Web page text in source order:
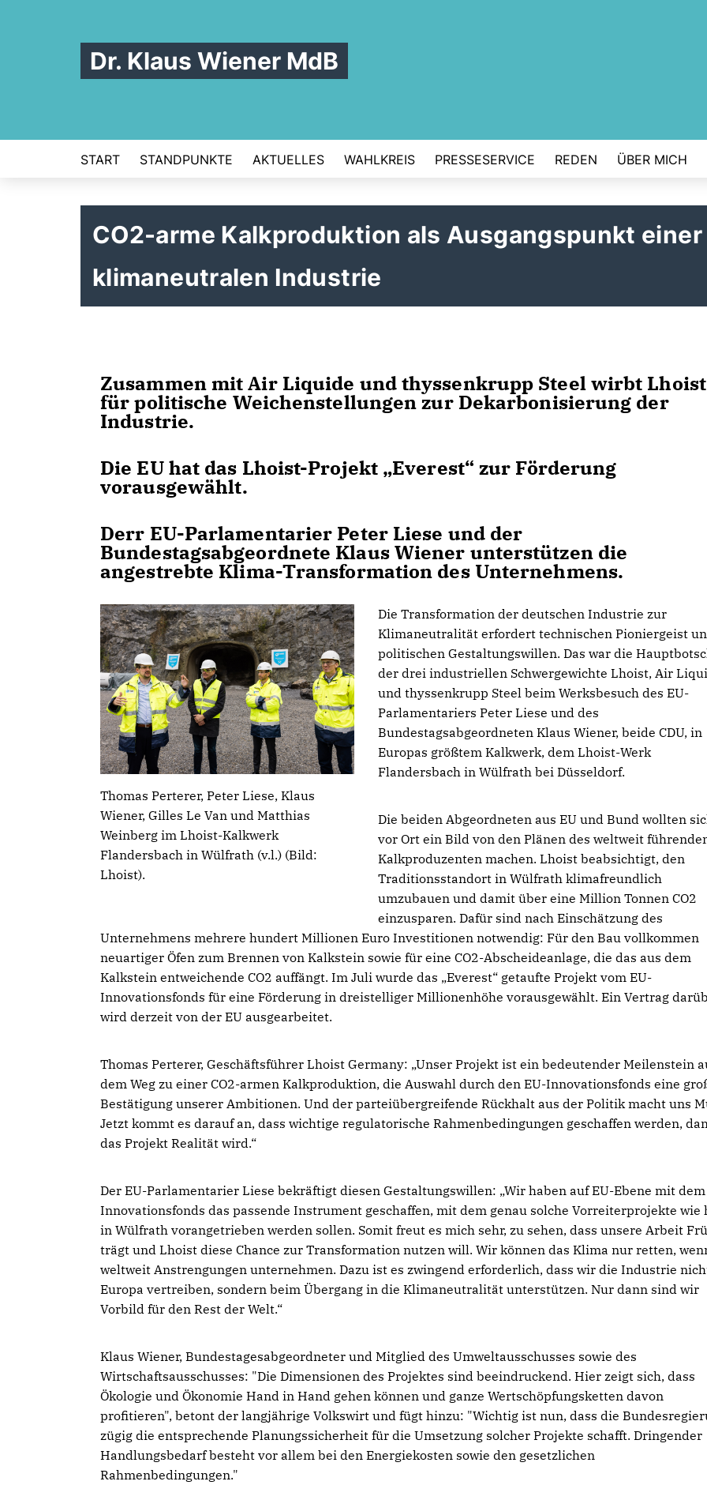
Dr. Klaus Wiener MdB
START STANDPUNKTE AKTUELLES WAHLKREIS PRESSESERVICE REDEN ÜBER MICH
CO2-arme Kalkproduktion als Ausgangspunkt einer
klimaneutralen Industrie
Zusammen mit Air Liquide und thyssenkrupp Steel wirbt Lhoist
für politische Weichenstellungen zur Dekarbonisierung der
Industrie.
Die EU hat das Lhoist-Projekt „Everest“ zur Förderung
vorausgewählt.
Derr EU-Parlamentarier Peter Liese und der
Bundestagsabgeordnete Klaus Wiener unterstützen die
angestrebte Klima-Transformation des Unternehmens.
Thomas Perterer, Peter Liese, Klaus
Wiener, Gilles Le Van und Matthias
Weinberg im Lhoist-Kalkwerk
Flandersbach in Wülfrath (v.l.) (Bild:
Lhoist).
Die Transformation der deutschen Industrie zur
Klimaneutralität erfordert technischen Pioniergeist
politischen Gestaltungswillen. Das war die
der drei industriellen Schwergewichte Lhoist, Air
und thyssenkrupp Steel beim Werksbesuch des EU-
Parlamentariers Peter Liese und des
Bundestagsabgeordneten Klaus Wiener, beide CDU, in
Europas größtem Kalkwerk, dem Lhoist-Werk
Flandersbach in Wülfrath bei Düsseldorf.
Die beiden Abgeordneten aus EU und Bund wollten
vor Ort ein Bild von den Plänen des weltweit
Kalkproduzenten machen. Lhoist beabsichtigt, den
Traditionsstandort in Wülfrath klimafreundlich
umzubauen und damit über eine Million Tonnen CO2
einzusparen. Dafür sind nach Einschätzung des
Unternehmens mehrere hundert Millionen Euro Investitionen notwendig: Für den Bau vollkommen
neuartiger Öfen zum Brennen von Kalkstein sowie für eine CO2-Abscheideanlage, die das aus dem
Kalkstein entweichende CO2 auffängt. Im Juli wurde das „Everest“ getaufte Projekt vom EU-
Innovationsfonds für eine Förderung in dreistelliger Millionenhöhe vorausgewählt. Ein Vertrag
wird derzeit von der EU ausgearbeitet.
Thomas Perterer, Geschäftsführer Lhoist Germany: „Unser Projekt ist ein bedeutender Meilenstein
dem Weg zu einer CO2-armen Kalkproduktion, die Auswahl durch den EU-Innovationsfonds eine
Bestätigung unserer Ambitionen. Und der parteiübergreifende Rückhalt aus der Politik macht uns
Jetzt kommt es darauf an, dass wichtige regulatorische Rahmenbedingungen geschaffen werden,
das Projekt Realität wird.“
Der EU-Parlamentarier Liese bekräftigt diesen Gestaltungswillen: „Wir haben auf EU-Ebene mit dem
Innovationsfonds das passende Instrument geschaffen, mit dem genau solche Vorreiterprojekte wie
in Wülfrath vorangetrieben werden sollen. Somit freut es mich sehr, zu sehen, dass unsere Arbeit
trägt und Lhoist diese Chance zur Transformation nutzen will. Wir können das Klima nur retten,
weltweit Anstrengungen unternehmen. Dazu ist es zwingend erforderlich, dass wir die Industrie
Europa vertreiben, sondern beim Übergang in die Klimaneutralität unterstützen. Nur dann sind wir
Vorbild für den Rest der Welt.“
Klaus Wiener, Bundestagesabgeordneter und Mitglied des Umweltausschusses sowie des
Wirtschaftsausschusses: "Die Dimensionen des Projektes sind beeindruckend. Hier zeigt sich, dass
Ökologie und Ökonomie Hand in Hand gehen können und ganze Wertschöpfungsketten davon
profitieren", betont der langjährige Volkswirt und fügt hinzu: "Wichtig ist nun, dass die
zügig die entsprechende Planungssicherheit für die Umsetzung solcher Projekte schafft. Dringender
Handlungsbedarf besteht vor allem bei den Energiekosten sowie den gesetzlichen
Rahmenbedingungen."